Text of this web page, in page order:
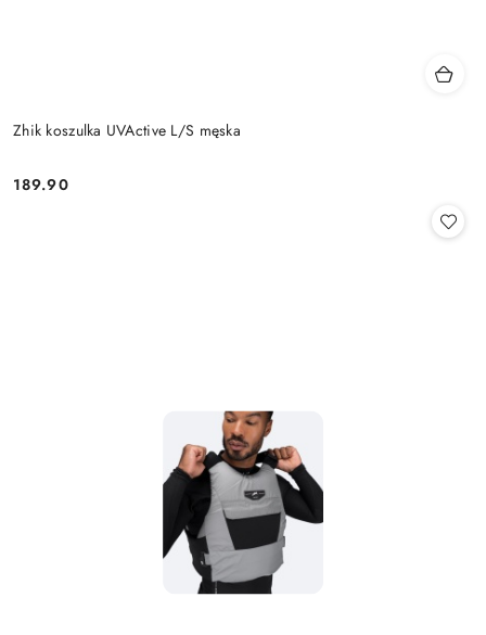
Zhik koszulka UVActive L/S męska
Cena:
189.90